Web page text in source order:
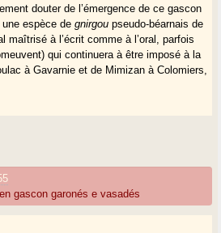
ont à apporter à l’affaire,ne serait-ce
spécifiques voire uniques :pour
parlers du pays de Buch et de la vallée
exemple tout le vocabulaire maritime, celui
territoires,inconnus ailleurs le plus
fois remarquer les capacités de
douter de l’émergence de ce gascon
une espèce degnirgou pseudo-béarnais de
maîtrisé à l’écrit comme à l’oral, parfois
qui continuera à être imposé à la
à Gavarnie et de Mimizan à Colomiers,
gascon garonés e vasadés